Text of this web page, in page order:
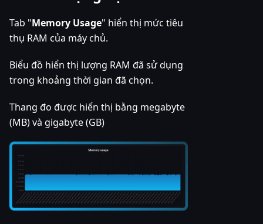
Tab "Memory Usage" hiển thị mức tiêu
thụ RAM của máy chủ.
Biểu đồ hiển thị lượng RAM đã sử dụng
trong khoảng thời gian đã chọn.
Thang đo được hiển thị bằng megabyte
(MB) và gigabyte (GB)